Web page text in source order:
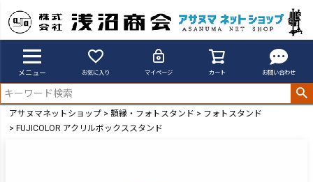
メニュー お気に入り マイページ カート お問い合わせ
アサヌマネットショップ 額縁・フォトスタンド
フォトスタンド
FUJICOLOR アクリルボックススタンド